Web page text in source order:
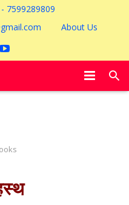
7599289809
About Us